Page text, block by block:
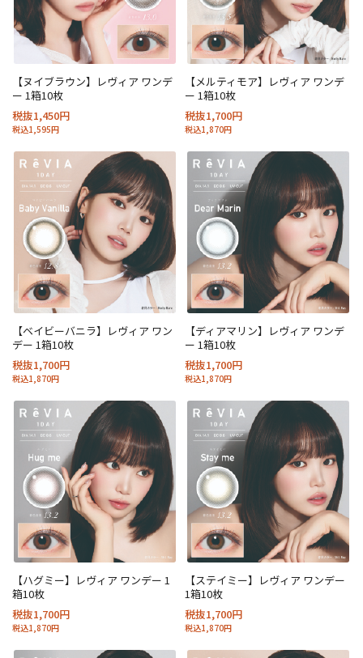
【ヌイブラウン】レヴィア ワンデ
ー 1箱10枚
税抜1,450円
税込1,595円
【メルティモア】レヴィア ワンデ
ー 1箱10枚
税抜1,700円
税込1,870円
【ベイビーバニラ】レヴィア ワン
デー 1箱10枚
税抜1,700円
税込1,870円
【ディアマリン】レヴィア ワンデ
ー 1箱10枚
税抜1,700円
税込1,870円
【ハグミー】レヴィア ワンデー 1
箱10枚
税抜1,700円
税込1,870円
【ステイミー】レヴィア ワンデー
1箱10枚
税抜1,700円
税込1,870円